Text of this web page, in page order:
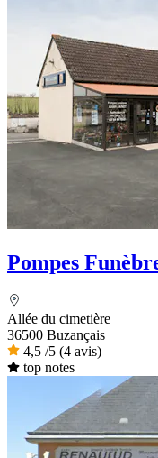
Pompes
Allée du cimetière
36500 Buzançais
4,5 /5 (4 avis)
top notes